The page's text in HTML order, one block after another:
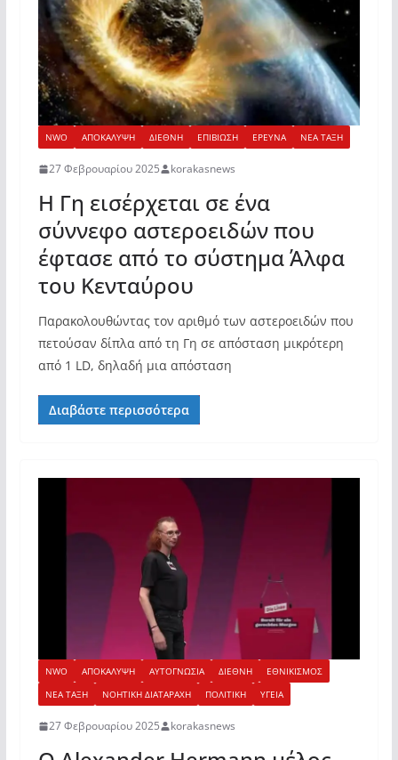
NWO ΑΠΟΚΑΛΥΨΗ ΔΙΕΘΝΗ ΕΠΙΒΙΩΣΗ ΕΡΕΥΝΑ ΝΕΑ ΤΑΞΗ
27 Φεβρουαρίου 2025 korakasnews
Η Γη εισέρχεται σε ένα
σύννεφο αστεροειδών που
έφτασε από το σύστημα Άλφα
του Κενταύρου
Παρακολουθώντας τον αριθμό των αστεροειδών που
πετούσαν δίπλα από τη Γη σε απόσταση μικρότερη
από 1 LD, δηλαδή μια απόσταση
Διαβάστε περισσότερα
NWO ΑΠΟΚΑΛΥΨΗ ΑΥΤΟΓΝΩΣΙΑ ΔΙΕΘΝΗ
ΕΘΝΙΚΙΣΜΟΣ
ΝΕΑ ΤΑΞΗ
ΝΟΗΤΙΚΗ ΔΙΑΤΑΡΑΧΗ ΠΟΛΙΤΙΚΗ ΥΓΕΙΑ
27 Φεβρουαρίου 2025 korakasnews